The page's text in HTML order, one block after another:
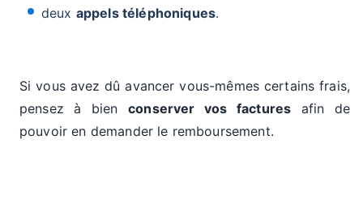
deux appels téléphoniques.
Si vous avez dû avancer vous-mêmes certains frais,
pensez à bienconserver vos factures afin de
pouvoir en demander le remboursement.